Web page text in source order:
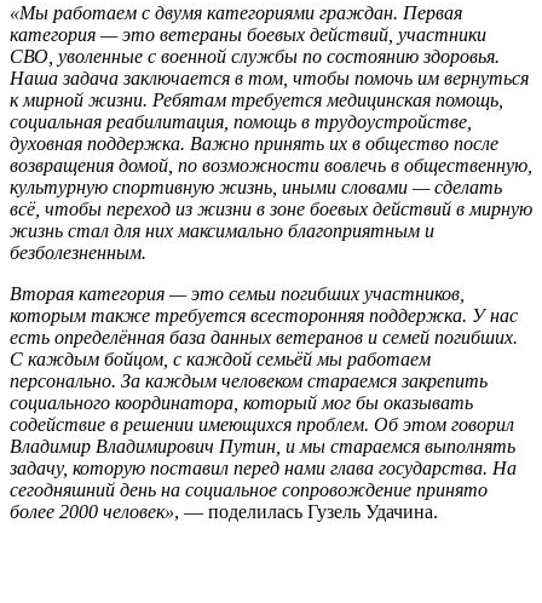
«Мы работаем с двумя категориями граждан. Первая
категория — это ветераны боевых действий, участники
СВО, уволенные с военной службы по состоянию здоровья.
Наша задача заключается в том, чтобы помочь им вернуться
к мирной жизни. Ребятам требуется медицинская помощь,
социальная реабилитация, помощь в трудоустройстве,
духовная поддержка. Важно принять их в общество после
возвращения домой, по возможности вовлечь в общественную,
культурную спортивную жизнь, иными словами — сделать
всё, чтобы переход из жизни в зоне боевых действий в мирную
жизнь стал для них максимально благоприятным и
безболезненным.
Вторая категория — это семьи погибших участников,
которым также требуется всесторонняя поддержка. У нас
есть определённая база данных ветеранов и семей погибших.
С каждым бойцом, с каждой семьёй мы работаем
персонально. За каждым человеком стараемся закрепить
социального координатора, который мог бы оказывать
содействие в решении имеющихся проблем. Об этом говорил
Владимир Владимирович Путин, и мы стараемся выполнять
задачу, которую поставил перед нами глава государства. На
сегодняшний день на социальное сопровождение принято
более 2000 человек», — поделилась Гузель Удачина.